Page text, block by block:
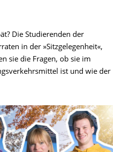
Die Studierenden der
in der »Sitzgelegenheit«,
sie die Fragen, ob sie im
ist und wie der